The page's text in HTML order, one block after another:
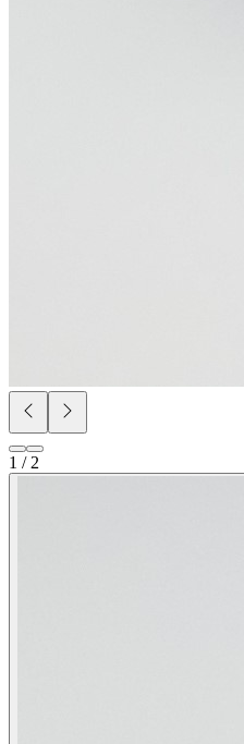
1 / 2